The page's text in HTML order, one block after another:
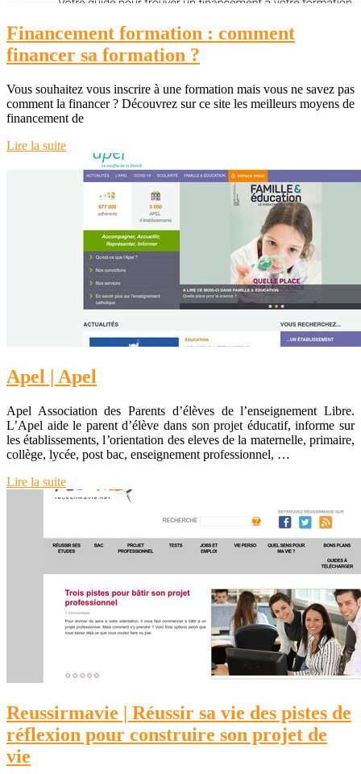
Financement formation : comment
financer sa formation ?
Vous souhaitez vous inscrire à une formation mais vous ne savez pas
comment la financer ? Découvrez sur ce site les meilleurs moyens de
financement de
Lire la suite
Apel | Apel
Apel Association des Parents d’élèves de l’enseignement Libre.
L’Apel aide le parent d’élève dans son projet éducatif, informe sur
les établissements, l’orientation des eleves de la maternelle, primaire,
collège, lycée, post bac, enseignement professionnel, …
Lire la suite
Reus­sir­ma­vie | Réussir sa vie des pistes de
réflexion pour construire son projet de
vie